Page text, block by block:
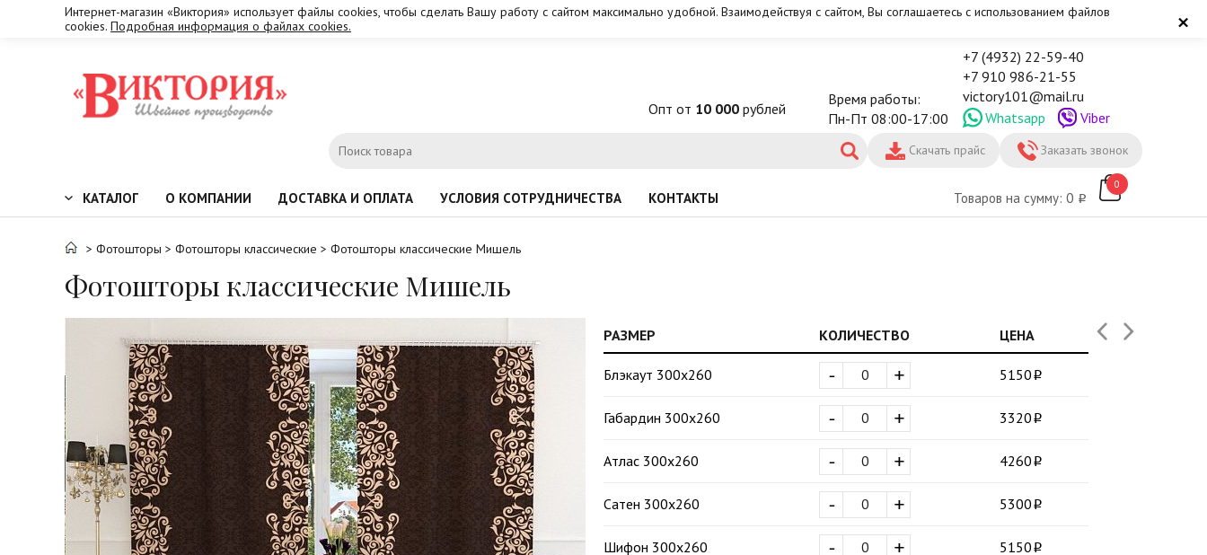
×
Интернет-магазин «Виктория» использует файлы cookies, чтобы сделать Вашу работу с сайтом максимально удобной. Взаимодействуя с сайтом, Вы соглашаетесь с использованием файлов
cookies. Подробная информация о файлах cookies.
Опт от 10 000 рублей
Время работы:
Пн-Пт 08:00-17:00
+7 (4932) 22-59-40
+7 910 986-21-55
victory101@mail.ru
Whatsapp
Viber
Заказать звонок
Скачать прайс
КАТАЛОГ О КОМПАНИИ ДОСТАВКА И ОПЛАТА УСЛОВИЯ СОТРУДНИЧЕСТВА КОНТАКТЫ Товаров на сумму: 0
0
> Фотошторы > Фотошторы классические > Фотошторы классические Мишель
Фотошторы классические Мишель
РАЗМЕР КОЛИЧЕСТВО ЦЕНА
Блэкаут 300х260 +
- 5150
Габардин 300х260 +
- 3320
Атлас 300х260 +
- 4260
Сатен 300х260 +
- 5300
Шифон 300х260 +
- 5150